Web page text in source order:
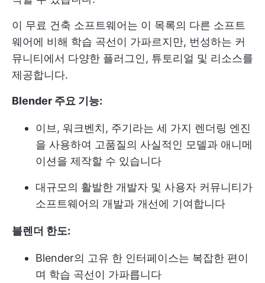
이 무료 건축 소프트웨어는 이 목록의 다른 소프트
웨어에 비해 학습 곡선이 가파르지만, 번성하는 커
뮤니티에서 다양한 플러그인, 튜토리얼 및 리소스를
제공합니다.
Blender 주요 기능:
이브, 워크벤치, 주기라는 세 가지 렌더링 엔진
을 사용하여 고품질의 사실적인 모델과 애니메
이션을 제작할 수 있습니다
대규모의 활발한 개발자 및 사용자 커뮤니티가
소프트웨어의 개발과 개선에 기여합니다
블렌더 한도:
Blender의 고유 한 인터페이스는 복잡한 편이
며 학습 곡선이 가파릅니다